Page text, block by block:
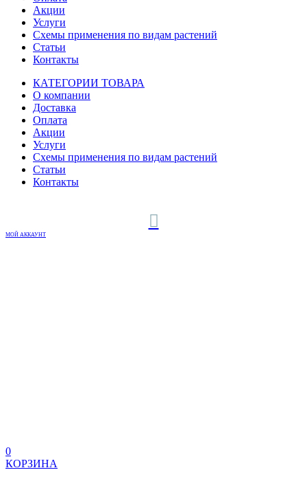
Акции
Услуги
Схемы применения по видам растений
Статьи
Контакты
КАТЕГОРИИ ТОВАРА
О компании
Доставка
Оплата
Акции
Услуги
Схемы применения по видам растений
Статьи
Контакты
МОЙ АККАУНТ
0
КОРЗИНА